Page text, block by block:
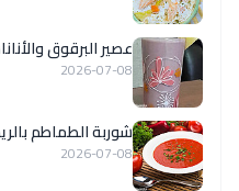
عصير البرقوق
2026-07-08
شوربة الطماطم
2026-07-08